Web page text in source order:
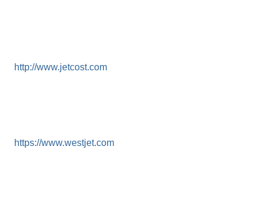
http://www.jetcost.com
https://www.westjet.com